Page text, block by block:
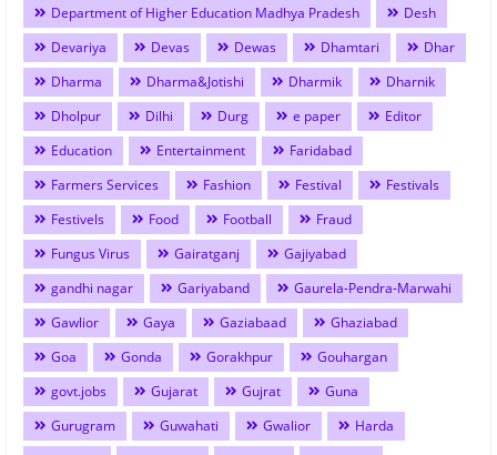
Department of Higher Education Madhya Pradesh
Desh
Devariya
Devas Dewas Dhamtari
Dhar
Dharma
Dharma&Jotishi Dharmik
Dharnik
Dholpur
Dilhi Durg e paper
Editor
Education
Entertainment
Faridabad
Farmers Services
Fashion Festival
Festivals
Festivels
Food Football
Fraud
Fungus Virus
Gairatganj
Gajiyabad
gandhi nagar
Gariyaband
Gaurela-Pendra-Marwahi
Gawlior
Gaya Gaziabaad
Ghaziabad
Goa
Gonda Gorakhpur
Gouhargan
govt.jobs
Gujarat Gujrat
Guna
Gurugram
Guwahati Gwalior
Harda